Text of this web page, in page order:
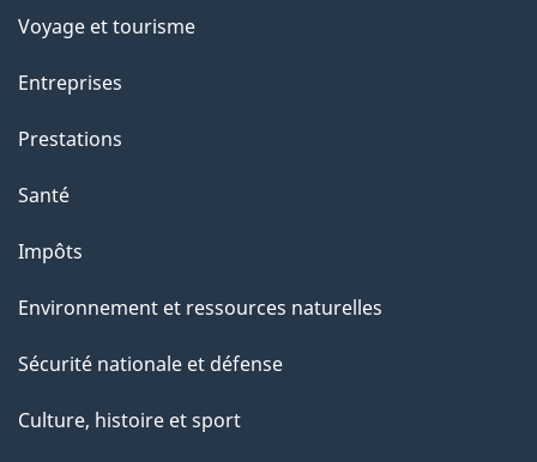
Voyage et tourisme
Entreprises
Prestations
Santé
Impôts
Environnement et ressources naturelles
Sécurité nationale et défense
Culture, histoire et sport